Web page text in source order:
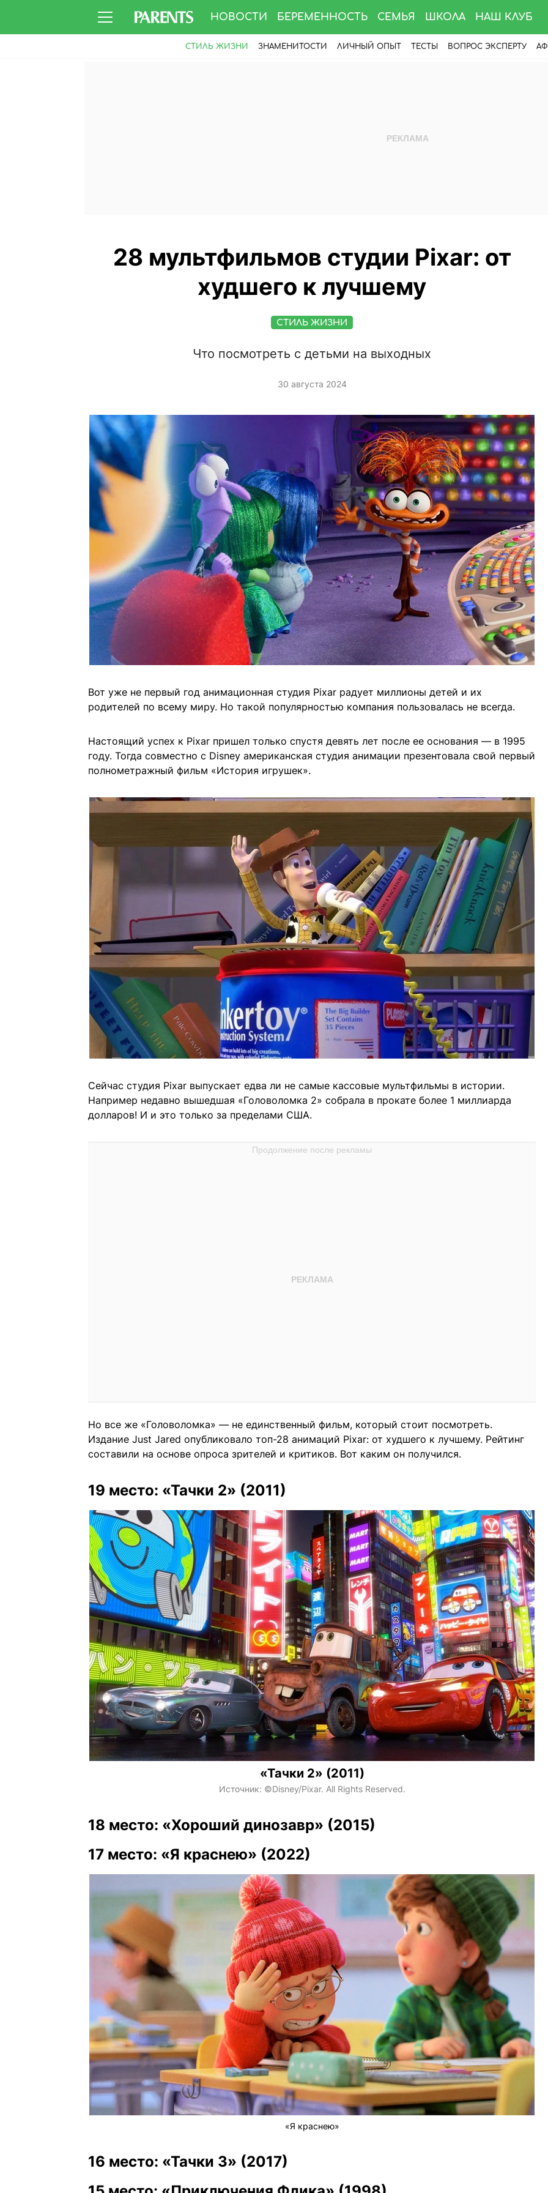
НОВОСТИ БЕРЕМЕННОСТЬ СЕМЬЯ ШКОЛА НАШ КЛУБ
СТИЛЬ ЖИЗНИ ЗНАМЕНИТОСТИ ЛИЧНЫЙ ОПЫТ ТЕСТЫ ВОПРОС ЭКСПЕРТУ
28 мультфильмов студии Pixar: от
худшего к лучшему
СТИЛЬ ЖИЗНИ
Что посмотреть с детьми на выходных
30 августа 2024
Вот уже не первый год анимационная студия Pixar радует миллионы детей и их
родителей по всему миру. Но такой популярностью компания пользовалась не всегда.
Настоящий успех к Pixar пришел только спустя девять лет после ее основания — в 1995
году. Тогда совместно с Disney американская студия анимации презентовала свой первый
полнометражный фильм «История игрушек».
Сейчас студия Pixar выпускает едва ли не самые кассовые мультфильмы в истории.
Например недавно вышедшая «Головоломка 2» собрала в прокате более 1 миллиарда
долларов! И и это только за пределами США.
Но все же «Головоломка» — не единственный фильм, который стоит посмотреть.
Издание Just Jared опубликовало топ-28 анимаций Pixar: от худшего к лучшему. Рейтинг
составили на основе опроса зрителей и критиков. Вот каким он получился.
19 место: «Тачки 2» (2011)
«Тачки 2» (2011)
Источник: ©Disney/Pixar. All Rights Reserved.
18 место: «Хороший динозавр» (2015)
17 место: «Я краснею» (2022)
«Я краснею»
16 место: «Тачки 3» (2017)